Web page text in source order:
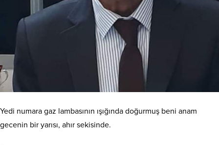
Yedi numara gaz lambasının ışığında doğurmuş beni anam
gecenin bir yarısı, ahır sekisinde.